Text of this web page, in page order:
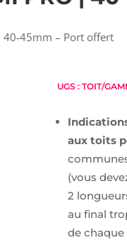
40-45mm – Port offert
UGS : TOIT/
aux toits
(vous
2
au final
de chaque